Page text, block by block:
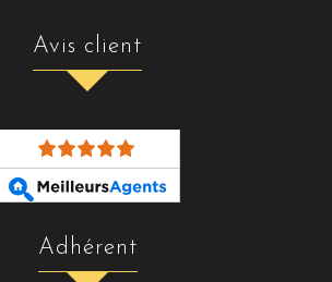
avis client
adhérent